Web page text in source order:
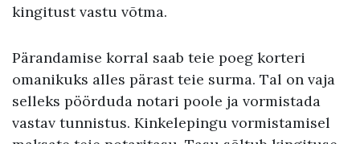
kingitust vastu võtma.
Pärandamise korral saab teie poeg korteri
omanikuks alles pärast teie surma. Tal on vaja
selleks pöörduda notari poole ja vormistada
vastav tunnistus. Kinkelepingu vormistamisel